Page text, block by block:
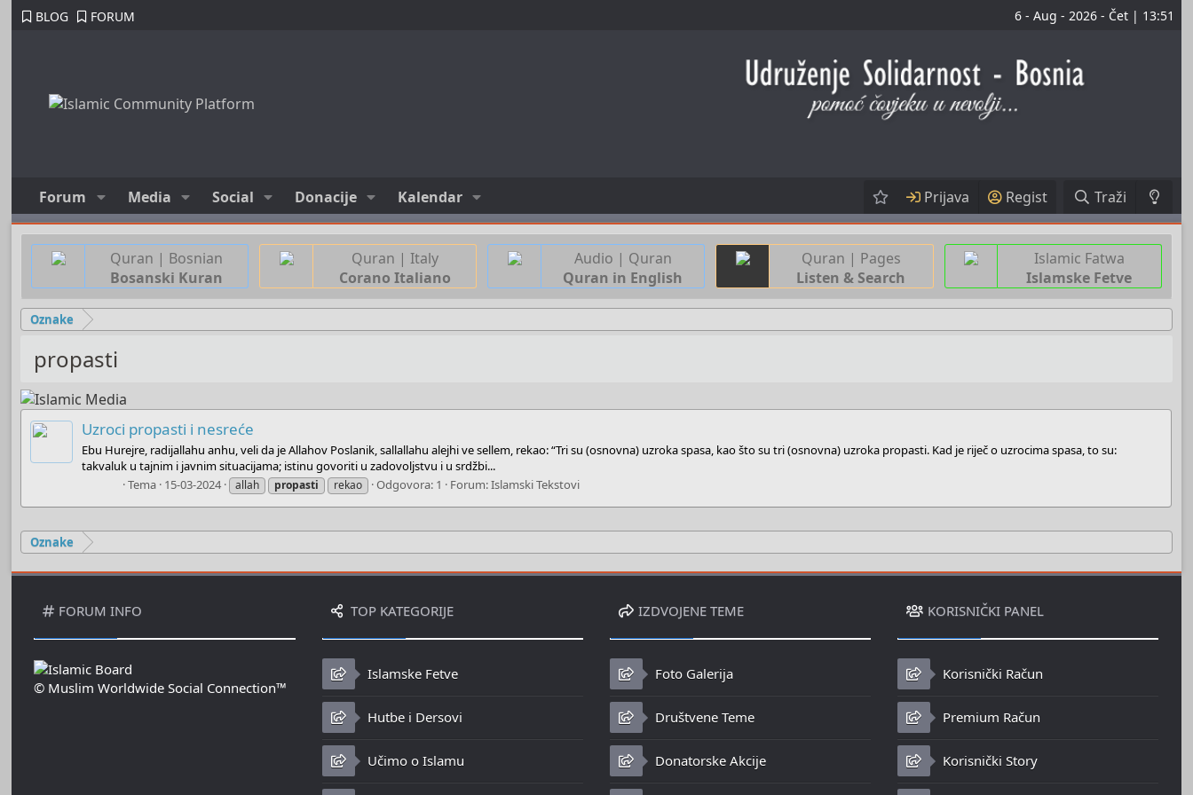
BLOG FORUM 6 - Aug - 2026 - Čet | 13:51
Forum Media Social Donacije Kalendar Prijava Regist Traži
Quran | Bosnian
Bosanski Kuran
Quran | Italy
Corano Italiano
Audio | Quran
Quran in English
Quran | Pages
Listen & Search
Islamic Fatwa
Islamske Fetve
Oznake
propasti
Uzroci propasti i nesreće
Ebu Hurejre, radijallahu anhu, veli da je Allahov Poslanik, sallallahu alejhi ve sellem, rekao: “Tri su (osnovna) uzroka spasa, kao što su tri (osnovna) uzroka propasti. Kad je riječ o uzrocima spasa, to su:
takvaluk u tajnim i javnim situacijama; istinu govoriti u zadovoljstvu i u srdžbi...
Tema 15-03-2024 allah propasti rekao Odgovora: 1 Forum:Islamski Tekstovi
Oznake
FORUM INFO
© Muslim Worldwide Social Connection™
TOP KATEGORIJE
Islamske Fetve
Hutbe i Dersovi
Učimo o Islamu
IZDVOJENE TEME
Foto Galerija
Društvene Teme
Donatorske Akcije
KORISNIČKI PANEL
Korisnički Račun
Premium Račun
Korisnički Story